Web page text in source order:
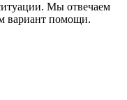
Мы отвечаем
вариант помощи.